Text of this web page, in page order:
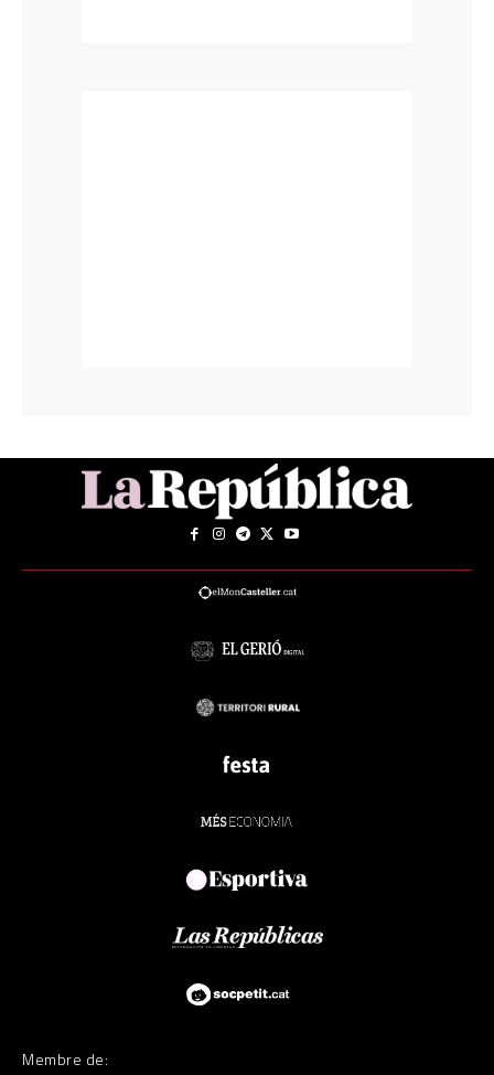
Membre de: